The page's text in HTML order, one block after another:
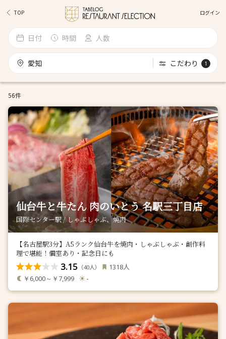
TOP ログイン
日付 時間 人数
愛知 こだわり 1
56件
仙台牛と牛たん 肉のいとう 名駅三丁目店
国際センター駅 / しゃぶしゃぶ、焼肉
【名古屋駅3分】A5ランク仙台牛を焼肉・しゃぶしゃぶ・創作料
理で堪能！個室あり・記念日にも
3.15 （40人） 1318人
￥6,000～￥7,999 -